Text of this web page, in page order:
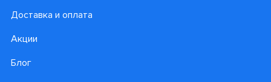
Доставка и оплата
Акции
Блог